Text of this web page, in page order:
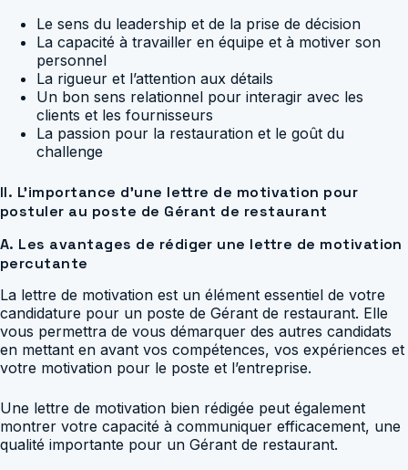
Le sens du leadership et de la prise de décision
La capacité à travailler en équipe et à motiver son
personnel
La rigueur et l’attention aux détails
Un bon sens relationnel pour interagir avec les
clients et les fournisseurs
La passion pour la restauration et le goût du
challenge
II. L’importance d’une lettre de motivation pour
postuler au poste de Gérant de restaurant
A. Les avantages de rédiger une lettre de motivation
percutante
La lettre de motivation est un élément essentiel de votre
candidature pour un poste de Gérant de restaurant. Elle
vous permettra de vous démarquer des autres candidats
en mettant en avant vos compétences, vos expériences et
votre motivation pour le poste et l’entreprise.
Une lettre de motivation bien rédigée peut également
montrer votre capacité à communiquer efficacement, une
qualité importante pour un Gérant de restaurant.